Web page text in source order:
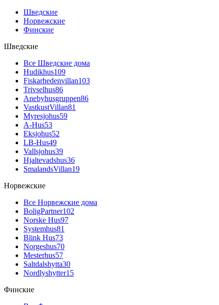
Шведские
Норвежские
Финские
Шведские
Все Шведские дома
Hudikhus109
Fiskarhedenvillan103
Trivselhus86
Anebyhusgruppen86
VastkustVillan81
Myresjohus59
A-Hus53
Eksjohus52
LB-Hus49
Vallsjohus39
Hjaltevadshus36
SmalandsVillan19
Норвежские
Все Норвежские дома
BoligPartner102
Norske Hus97
Systemhus81
Blink Hus73
Norgeshus70
Mesterhus57
Saltdalshytta30
Nordlyshytter15
Финские